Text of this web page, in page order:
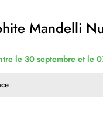
Mandelli
le 30 septembre et le